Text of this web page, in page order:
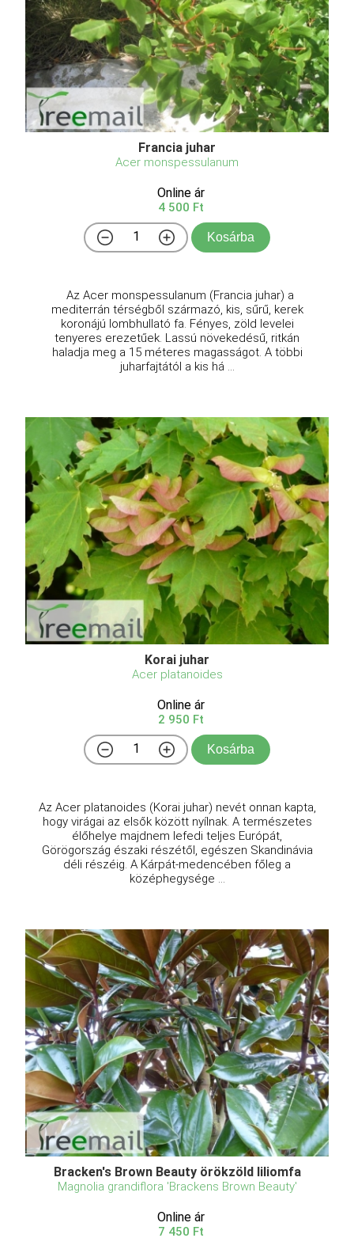
Francia juhar
Acer monspessulanum
Online ár
4 500 Ft
Kosárba
Az Acer monspessulanum (Francia juhar) a
mediterrán térségből származó, kis, sűrű, kerek
koronájú lombhullató fa. Fényes, zöld levelei
tenyeres erezetűek. Lassú növekedésű, ritkán
haladja meg a 15 méteres magasságot. A többi
juharfajtától a kis há ...
Korai juhar
Acer platanoides
Online ár
2 950 Ft
Kosárba
Az Acer platanoides (Korai juhar) nevét onnan kapta,
hogy virágai az elsők között nyílnak. A természetes
élőhelye majdnem lefedi teljes Európát,
Görögország északi részétől, egészen Skandinávia
déli részéig. A Kárpát-medencében főleg a
középhegysége ...
Bracken's Brown Beauty örökzöld liliomfa
Magnolia grandiflora 'Brackens Brown Beauty'
Online ár
7 450 Ft